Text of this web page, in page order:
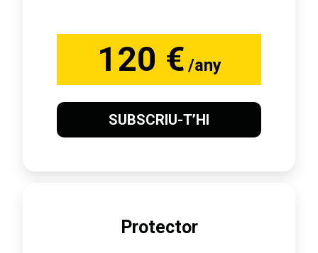
120 € /any
SUBSCRIU-T’HI
Protector